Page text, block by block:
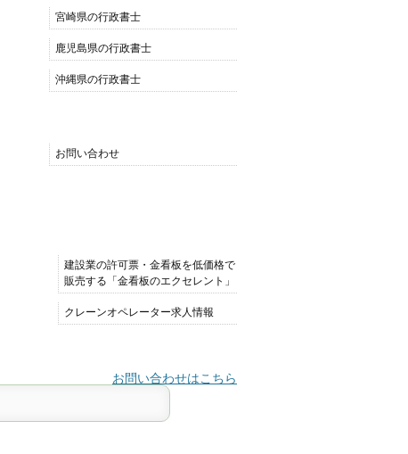
宮崎県の行政書士
鹿児島県の行政書士
沖縄県の行政書士
お問い合わせ
建設業の許可票・金看板を低価格で
販売する「金看板のエクセレント」
クレーンオペレーター求人情報
お問い合わせはこちら